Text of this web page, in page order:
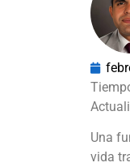
Una
vida